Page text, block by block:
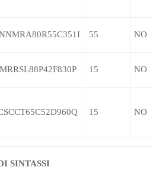
55 NO
15 NO
15 NO
SINTASSI